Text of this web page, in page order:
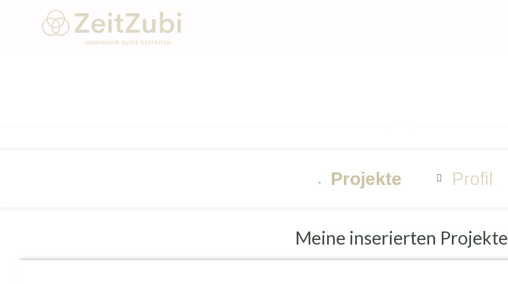
Projekte  Profil
Meine inserierten Projekte